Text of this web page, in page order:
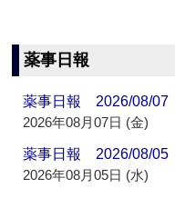
薬事日報
薬事日報 2026/08/07
2026年08月07日 (金)
薬事日報 2026/08/05
2026年08月05日 (水)